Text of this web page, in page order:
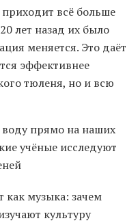
всё больше
лет назад их было
меняется. Это даёт
эффективнее
тюленя, но и всю
как музыка: зачем
культуру